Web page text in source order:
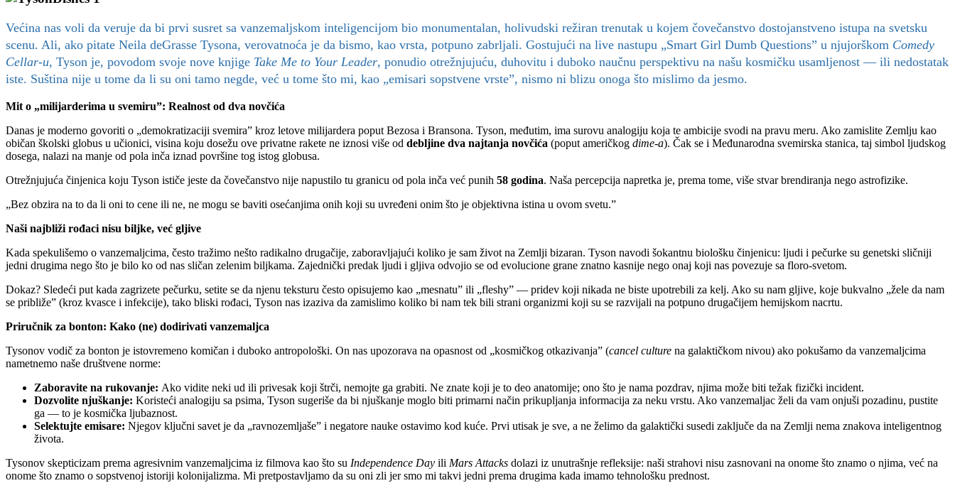
Većina nas voli da veruje da bi prvi susret sa vanzemaljskom inteligencijom bio monumentalan, holivudski režiran trenutak u kojem čovečanstvo dostojanstveno istupa na svetsku
scenu. Ali, ako pitate Neila deGrasse Tysona, verovatnoća je da bismo, kao vrsta, potpuno zabrljali. Gostujući na live nastupu „Smart Girl Dumb Questions” u njujorškom Comedy
Cellar-u, Tyson je, povodom svoje nove knjige Take Me to Your Leader, ponudio otrežnjujuću, duhovitu i duboko naučnu perspektivu na našu kosmičku usamljenost — ili nedostatak
iste. Suština nije u tome da li su oni tamo negde, već u tome što mi, kao „emisari sopstvene vrste”, nismo ni blizu onoga što mislimo da jesmo.
Mit o „milijarderima u svemiru”: Realnost od dva novčića
Danas je moderno govoriti o „demokratizaciji svemira” kroz letove milijardera poput Bezosa i Bransona. Tyson, međutim, ima surovu analogiju koja te ambicije svodi na pravu meru. Ako zamislite Zemlju kao
običan školski globus u učionici, visina koju dosežu ove privatne rakete ne iznosi više od debljine dva najtanja novčića (poput američkog dime-a). Čak se i Međunarodna svemirska stanica, taj simbol ljudskog
dosega, nalazi na manje od pola inča iznad površine tog istog globusa.
Otrežnjujuća činjenica koju Tyson ističe jeste da čovečanstvo nije napustilo tu granicu od pola inča već punih 58 godina. Naša percepcija napretka je, prema tome, više stvar brendiranja nego astrofizike.
„Bez obzira na to da li oni to cene ili ne, ne mogu se baviti osećanjima onih koji su uvređeni onim što je objektivna istina u ovom svetu.”
Naši najbliži rođaci nisu biljke, već gljive
Kada spekulišemo o vanzemaljcima, često tražimo nešto radikalno drugačije, zaboravljajući koliko je sam život na Zemlji bizaran. Tyson navodi šokantnu biološku činjenicu: ljudi i pečurke su genetski sličniji
jedni drugima nego što je bilo ko od nas sličan zelenim biljkama. Zajednički predak ljudi i gljiva odvojio se od evolucione grane znatno kasnije nego onaj koji nas povezuje sa floro-svetom.
Dokaz? Sledeći put kada zagrizete pečurku, setite se da njenu teksturu često opisujemo kao „mesnatu” ili „fleshy” — pridev koji nikada ne biste upotrebili za kelj. Ako su nam gljive, koje bukvalno „žele da nam
se približe” (kroz kvasce i infekcije), tako bliski rođaci, Tyson nas izaziva da zamislimo koliko bi nam tek bili strani organizmi koji su se razvijali na potpuno drugačijem hemijskom nacrtu.
Priručnik za bonton: Kako (ne) dodirivati vanzemaljca
Tysonov vodič za bonton je istovremeno komičan i duboko antropološki. On nas upozorava na opasnost od „kosmičkog otkazivanja” (cancel culture na galaktičkom nivou) ako pokušamo da vanzemaljcima
nametnemo naše društvene norme:
Zaboravite na rukovanje: Ako vidite neki ud ili privesak koji štrči, nemojte ga grabiti. Ne znate koji je to deo anatomije; ono što je nama pozdrav, njima može biti težak fizički incident.
Dozvolite njuškanje: Koristeći analogiju sa psima, Tyson sugeriše da bi njuškanje moglo biti primarni način prikupljanja informacija za neku vrstu. Ako vanzemaljac želi da vam onjuši pozadinu, pustite
ga — to je kosmička ljubaznost.
Selektujte emisare: Njegov ključni savet je da „ravnozemljaše” i negatore nauke ostavimo kod kuće. Prvi utisak je sve, a ne želimo da galaktički susedi zaključe da na Zemlji nema znakova inteligentnog
života.
Tysonov skepticizam prema agresivnim vanzemaljcima iz filmova kao što su Independence Day ili Mars Attacks dolazi iz unutrašnje refleksije: naši strahovi nisu zasnovani na onome što znamo o njima, već na
onome što znamo o sopstvenoj istoriji kolonijalizma. Mi pretpostavljamo da su oni zli jer smo mi takvi jedni prema drugima kada imamo tehnološku prednost.